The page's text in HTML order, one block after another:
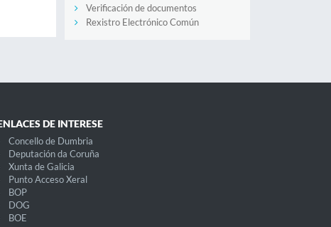
Verificación de documentos
Rexistro Electrónico Común
DE INTERESE
Concello de Dumbria
Deputación da Coruña
Xunta de Galicia
Punto Acceso Xeral
BOP
DOG
BOE